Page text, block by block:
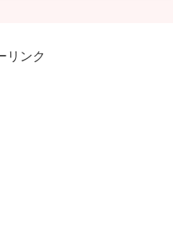
リンク